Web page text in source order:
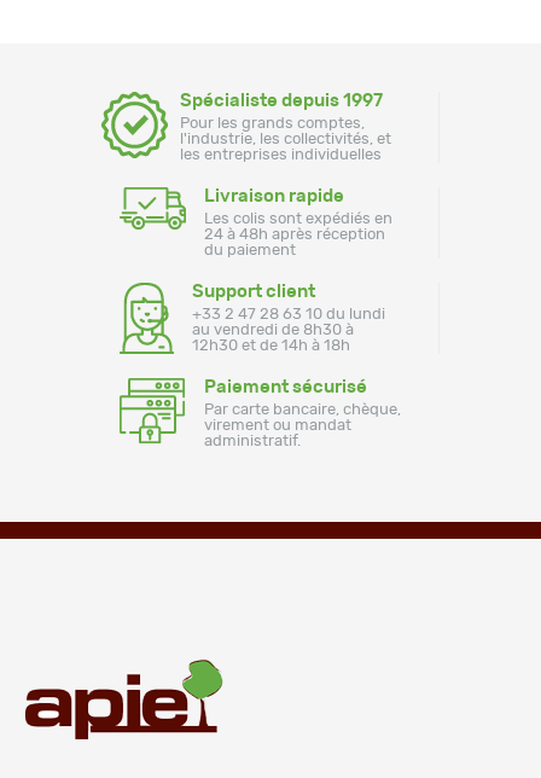
Spécialiste depuis 1997
Pour les grands comptes,
l'industrie, les collectivités, et
les entreprises individuelles
Livraison rapide
Les colis sont expédiés en
24 à 48h après réception
du paiement
Support client
+33 2 47 28 63 10 du lundi
au vendredi de 8h30 à
12h30 et de 14h à 18h
Paiement sécurisé
Par carte bancaire, chèque,
virement ou mandat
administratif.